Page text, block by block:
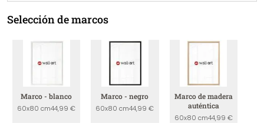
Selección de marcos
Marco - blanco
60x80 cm44,99 €
Marco - negro
60x80 cm44,99 €
Marco de madera
auténtica
60x80 cm44,99 €